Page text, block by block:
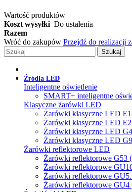
Wartość produktów
Koszt wysyłki Do ustalenia
Razem
Wróć do zakupów Przejdź do realizacji
Szukaj
Źródła LED
Inteligentne oświetlenie
SMART+ inteligentne
Klasyczne żarówki LED
Żarówki klasyczne LED
Żarówki klasyczne LED
Żarówki klasyczne LED G4
Żarówki klasyczne LED G9
Żarówki reflektorowe LED
Żarówki reflektorowe G53
Żarówki reflektorowe
Żarówki reflektorowe
Żarówki reflektorowe GU4